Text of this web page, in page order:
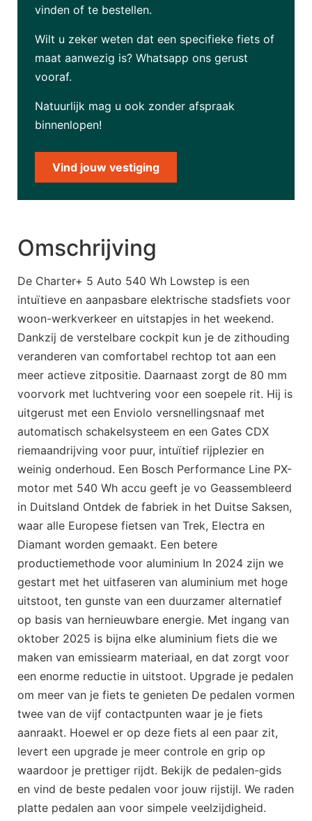
vinden of te bestellen.
Wilt u zeker weten dat een specifieke fiets of
maat aanwezig is? Whatsapp ons gerust
vooraf.
Natuurlijk mag u ook zonder afspraak
binnenlopen!
Vind jouw vestiging
Omschrijving
De Charter+ 5 Auto 540 Wh Lowstep is een
intuïtieve en aanpasbare elektrische stadsfiets voor
woon-werkverkeer en uitstapjes in het weekend.
Dankzij de verstelbare cockpit kun je de zithouding
veranderen van comfortabel rechtop tot aan een
meer actieve zitpositie. Daarnaast zorgt de 80 mm
voorvork met luchtvering voor een soepele rit. Hij is
uitgerust met een Enviolo versnellingsnaaf met
automatisch schakelsysteem en een Gates CDX
riemaandrijving voor puur, intuïtief rijplezier en
weinig onderhoud. Een Bosch Performance Line PX-
motor met 540 Wh accu geeft je vo Geassembleerd
in Duitsland Ontdek de fabriek in het Duitse Saksen,
waar alle Europese fietsen van Trek, Electra en
Diamant worden gemaakt. Een betere
productiemethode voor aluminium In 2024 zijn we
gestart met het uitfaseren van aluminium met hoge
uitstoot, ten gunste van een duurzamer alternatief
op basis van hernieuwbare energie. Met ingang van
oktober 2025 is bijna elke aluminium fiets die we
maken van emissiearm materiaal, en dat zorgt voor
een enorme reductie in uitstoot. Upgrade je pedalen
om meer van je fiets te genieten De pedalen vormen
twee van de vijf contactpunten waar je je fiets
aanraakt. Hoewel er op deze fiets al een paar zit,
levert een upgrade je meer controle en grip op
waardoor je prettiger rijdt. Bekijk de pedalen-gids
en vind de beste pedalen voor jouw rijstijl. We raden
platte pedalen aan voor simpele veelzijdigheid.